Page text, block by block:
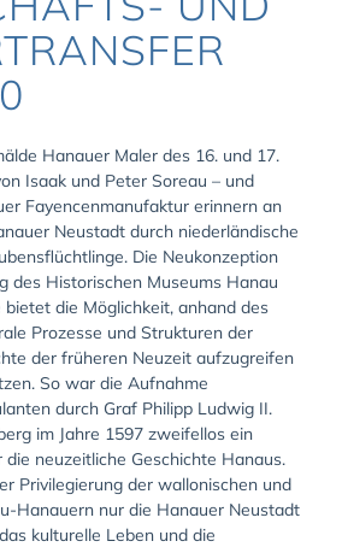
Hanauer Maler des 16. und 17.
Isaak und Peter Soreau – und
Fayencenmanufaktur erinnern an
Neustadt durch niederländische
Die Neukonzeption
des Historischen Museums Hanau
bietet die Möglichkeit, anhand des
Prozesse und Strukturen der
der früheren Neuzeit aufzugreifen
So war die Aufnahme
durch Graf Philipp Ludwig II.
im Jahre 1597 zweifellos ein
neuzeitliche Geschichte Hanaus.
Privilegierung der wallonischen und
Hanauern nur die Hanauer Neustadt
kulturelle Leben und die